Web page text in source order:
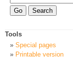
Tools
Special pages
Printable version